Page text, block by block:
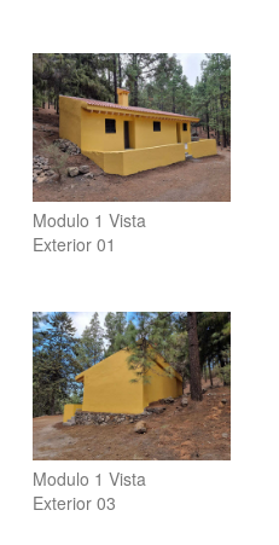
Modulo 1 Vista
Exterior 01
Modulo 1 Vista
Exterior 03